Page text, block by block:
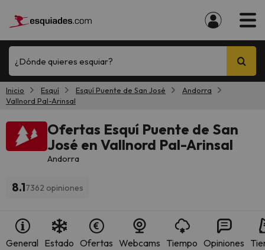
¿Dónde quieres esquiar?
Inicio Esquí Esquí Puente de San José
Andorra
Vallnord Pal-Arinsal
Ofertas Esquí Puente de San
José en Vallnord Pal-Arinsal
Andorra
8.17362 opiniones
General Estado Ofertas Webcams Tiempo Opiniones